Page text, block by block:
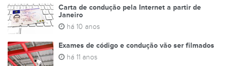
Carta de condução pela Internet a partir de
Janeiro
há 10 anos
Exames de código e condução vão ser filmados
há 11 anos